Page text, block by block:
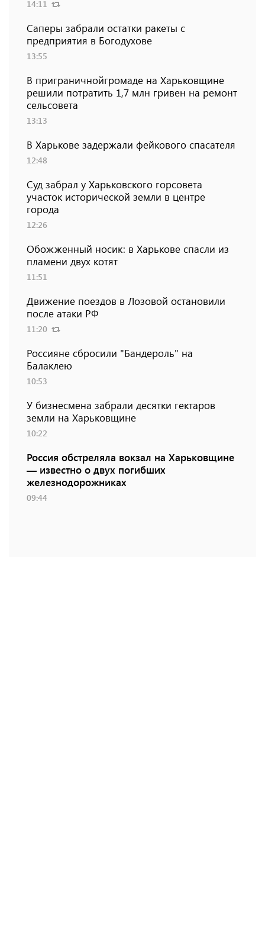
14:11
Саперы забрали остатки ракеты с
предприятия в Богодухове
13:55
В приграничнойгромаде на Харьковщине
решили потратить 1,7 млн ​​гривен на ремонт
сельсовета
13:13
В Харькове задержали фейкового спасателя
12:48
Суд забрал у Харьковского горсовета
участок исторической земли в центре
города
12:26
Обожженный носик: в Харькове спасли из
пламени двух котят
11:51
Движение поездов в Лозовой остановили
после атаки РФ
11:20
Россияне сбросили "Бандероль" на
Балаклею
10:53
У бизнесмена забрали десятки гектаров
земли на Харьковщине
10:22
Россия обстреляла вокзал на Харьковщине
— известно о двух погибших
железнодорожниках
09:44